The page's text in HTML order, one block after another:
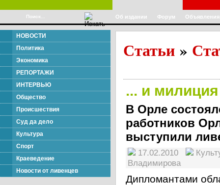
Об издании Форум Объявления
НОВОСТИ
Политика
Экономика
РЕПОРТАЖИ
ИНТЕРВЬЮ
Общество
Происшествия
Суд да дело
Культура
Спорт
Краеведение
Новости от ливенцев
Статьи »
... и
В Орле
работников
выступили
17.02.2010
Владимирова
Дипломантами